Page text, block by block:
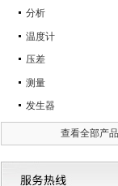
分析
温度计
压差
测量
发生器
查看全部产品